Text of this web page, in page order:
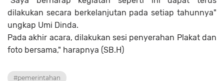
dilakukan secara berkelanjutan pada setiap tahunnya"
ungkap Umi Dinda.
Pada akhir acara, dilakukan sesi penyerahan Plakat dan
foto bersama," harapnya (SB.H)
#pemerintahan